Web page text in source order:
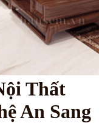
Thất
An Sang